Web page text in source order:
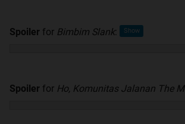
Spoiler for Bimbim Slank:
Spoiler for Ho, Komunitas Jalanan The